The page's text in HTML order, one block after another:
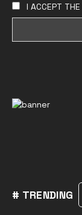
I ACCEPT
# TRENDING